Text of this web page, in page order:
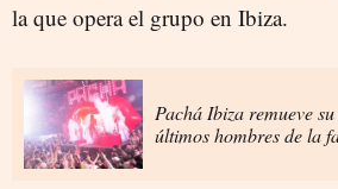
la que opera el grupo en Ibiza.
Pachá Ibiza remueve
últimos hombres de la